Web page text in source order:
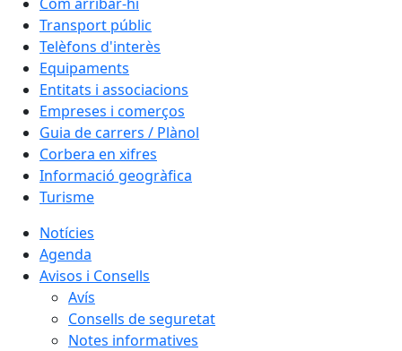
Transport públic
Telèfons d'interès
Equipaments
Entitats i associacions
Empreses i comerços
Guia de carrers / Plànol
Corbera en xifres
Informació geogràfica
Turisme
Notícies
Agenda
Avisos i Consells
Avís
Consells de seguretat
Notes informatives